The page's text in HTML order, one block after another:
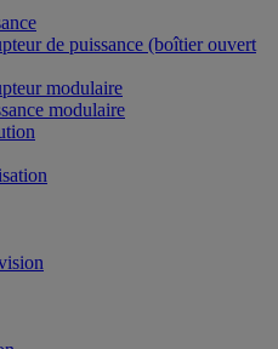
de puissance (boîtier ouvert
modulaire
modulaire